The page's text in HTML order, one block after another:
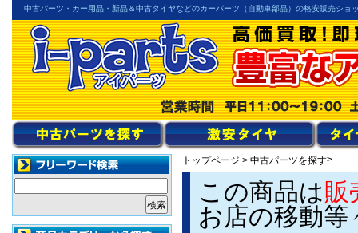
中古パーツ・カー用品・新品＆中古タイヤなどのカーパーツ（自動車部品）の格安販売ショ
トップページ > 中古パーツを探す>
この商品は販
お店の移動